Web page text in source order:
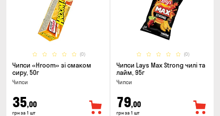
(0)
Чипси «Hroom» зі смаком
сиру, 50г
Чипси
35,00
грн за 1 шт
(0)
Чипси Lays Max Strong чилі та
лайм, 95г
Чипси
79,00
грн за 1 шт